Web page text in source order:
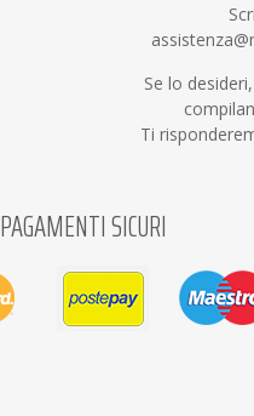
Se lo
Ti
PAGAMENTI SICURI